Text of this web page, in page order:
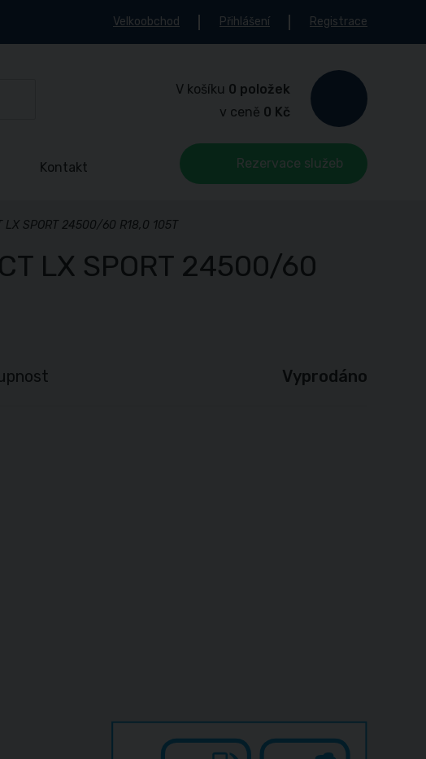
Velkoobchod Přihlášení Registrace
V košíku 0 položek
v ceně 0 Kč
Kontakt Rezervace služeb
LX SPORT 24500/60 R18,0 105T
LX SPORT 24500/60
Vyprodáno